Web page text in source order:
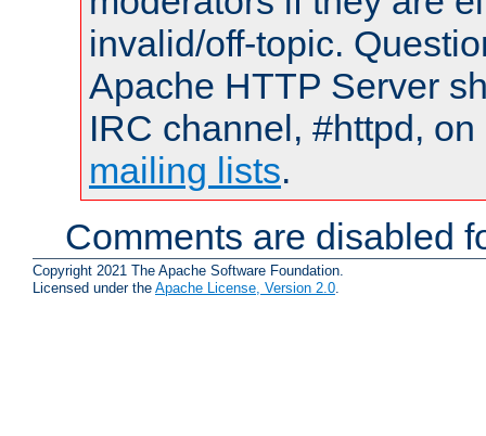
invalid/off-topic.
Apache HTTP Server
IRC channel, #httpd,
mailing lists.
Comments are disabled
Copyright 2021 The Apache Software Foundation.
Licensed under the Apache License, Version 2.0.